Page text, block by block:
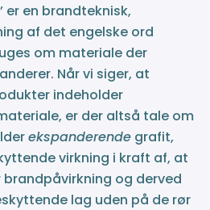
er en brandteknisk,
af det engelske ord
om materiale der
Når vi siger, at
indeholder
er der altså tale om
ekspanderende grafit,
virkning i kraft af, at
og derved
lag uden på de rør